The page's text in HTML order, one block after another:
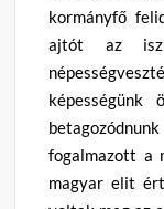
kormányfő
ajtót az
képességünk
fogalmazott a
magyar elit